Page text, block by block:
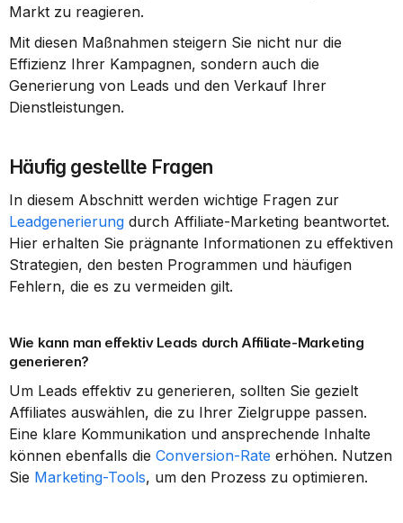
Markt zu reagieren.
Mit diesen Maßnahmen steigern Sie nicht nur die
Effizienz Ihrer Kampagnen, sondern auch die
Generierung von Leads und den Verkauf Ihrer
Dienstleistungen.
Häufig gestellte Fragen
Leadgenerierung durch Affiliate-Marketing beantwortet.
Hier erhalten Sie prägnante Informationen zu effektiven
Strategien, den besten Programmen und häufigen
Fehlern, die es zu vermeiden gilt.
Wie kann man effektiv Leads durch Affiliate-Marketing
generieren?
Um Leads effektiv zu generieren, sollten Sie gezielt
Affiliates auswählen, die zu Ihrer Zielgruppe passen.
Eine klare Kommunikation und ansprechende Inhalte
können ebenfalls die Conversion-Rate erhöhen. Nutzen
Sie Marketing-Tools, um den Prozess zu optimieren.